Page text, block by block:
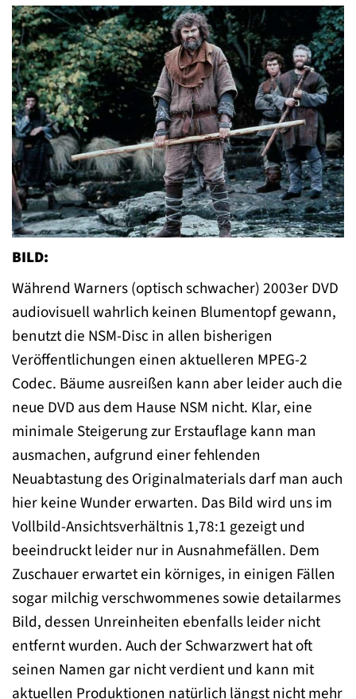
BILD:
Während Warners (optisch schwacher) 2003er DVD
audiovisuell wahrlich keinen Blumentopf gewann,
benutzt die NSM-Disc in allen bisherigen
Veröffentlichungen einen aktuelleren MPEG-2
Codec. Bäume ausreißen kann aber leider auch die
neue DVD aus dem Hause NSM nicht. Klar, eine
minimale Steigerung zur Erstauflage kann man
ausmachen, aufgrund einer fehlenden
Neuabtastung des Originalmaterials darf man auch
hier keine Wunder erwarten. Das Bild wird uns im
Vollbild-Ansichtsverhältnis 1,78:1 gezeigt und
beeindruckt leider nur in Ausnahmefällen. Dem
Zuschauer erwartet ein körniges, in einigen Fällen
sogar milchig verschwommenes sowie detailarmes
Bild, dessen Unreinheiten ebenfalls leider nicht
entfernt wurden. Auch der Schwarzwert hat oft
seinen Namen gar nicht verdient und kann mit
aktuellen Produktionen natürlich längst nicht mehr